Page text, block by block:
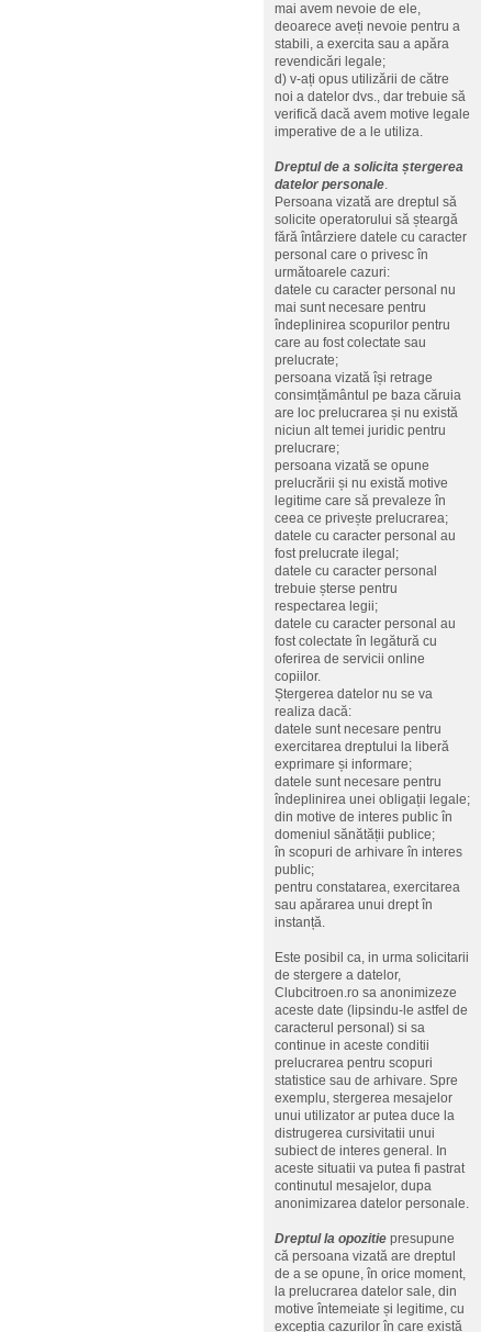
mai avem nevoie de ele,
deoarece aveți nevoie pentru a
stabili, a exercita sau a apăra
revendicări legale;
d) v-ați opus utilizării de către
noi a datelor dvs., dar trebuie să
verifică dacă avem motive legale
imperative de a le utiliza.
Dreptul de a solicita ștergerea
datelor personale.
Persoana vizată are dreptul să
solicite operatorului să șteargă
fără întârziere datele cu caracter
personal care o privesc în
următoarele cazuri:
datele cu caracter personal nu
mai sunt necesare pentru
îndeplinirea scopurilor pentru
care au fost colectate sau
prelucrate;
persoana vizată își retrage
consimțământul pe baza căruia
are loc prelucrarea și nu există
niciun alt temei juridic pentru
prelucrare;
persoana vizată se opune
prelucrării și nu există motive
legitime care să prevaleze în
ceea ce privește prelucrarea;
datele cu caracter personal au
fost prelucrate ilegal;
datele cu caracter personal
trebuie șterse pentru
respectarea legii;
datele cu caracter personal au
fost colectate în legătură cu
oferirea de servicii online
copiilor.
Ștergerea datelor nu se va
realiza dacă:
datele sunt necesare pentru
exercitarea dreptului la liberă
exprimare și informare;
datele sunt necesare pentru
îndeplinirea unei obligații legale;
din motive de interes public în
domeniul sănătății publice;
în scopuri de arhivare în interes
public;
pentru constatarea, exercitarea
sau apărarea unui drept în
instanță.
Este posibil ca, in urma solicitarii
de stergere a datelor,
Clubcitroen.ro sa anonimizeze
aceste date (lipsindu-le astfel de
caracterul personal) si sa
continue in aceste conditii
prelucrarea pentru scopuri
statistice sau de arhivare. Spre
exemplu, stergerea mesajelor
unui utilizator ar putea duce la
distrugerea cursivitatii unui
subiect de interes general. In
aceste situatii va putea fi pastrat
continutul mesajelor, dupa
anonimizarea datelor personale.
Dreptul la opozitie presupune
că persoana vizată are dreptul
de a se opune, în orice moment,
la prelucrarea datelor sale, din
motive întemeiate și legitime, cu
excepția cazurilor în care există